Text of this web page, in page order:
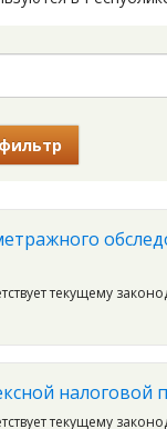
текущему
налоговой
текущему